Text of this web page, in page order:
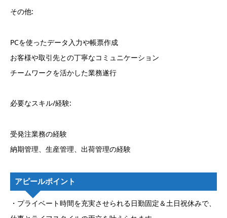
その他:
PCを使ったデータ入力や帳票作成
お客様や取引先との丁寧なコミュニケーション
チームワークを活かした業務遂行
必要なスキル/経験:
受発注業務の経験
納期管理、生産管理、出荷管理の経験
アピールポイント
・プライベート時間を充実させられる日勤固定＆土日祝休みで、